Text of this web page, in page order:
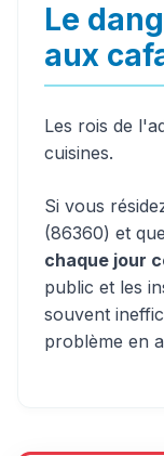
Le
aux
Les rois de
cuisines.
Si vous
(86360) et
chaque jour
public et les
souvent
problème en